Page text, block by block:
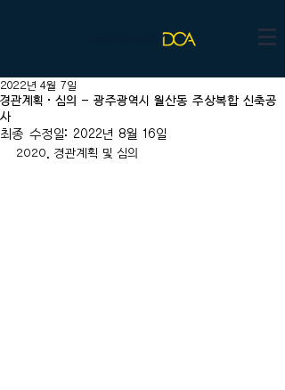
경관계획·심의 - 광주광역시 월산동 주상복합 신축공
사
2022년 4월 7일
최종 수정일: 2022년 8월 16일
2020. 경관계획 및 심의